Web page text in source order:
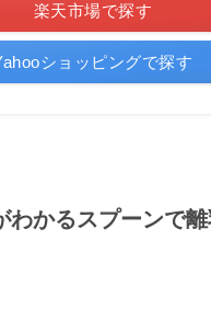
楽天市場で探す
ショッピングで探す
わかるスプーンで